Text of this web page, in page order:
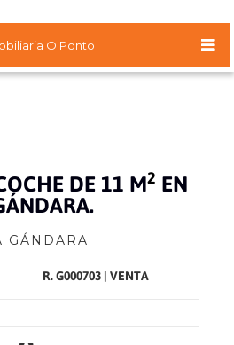
O Ponto
DE 11 M2 EN
GÁNDARA
R. G000703 |VENTA